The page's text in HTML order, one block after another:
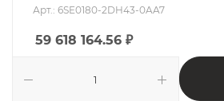
Арт.: 6SE0180-2DH43-0AA7
59 618 164.56 ₽